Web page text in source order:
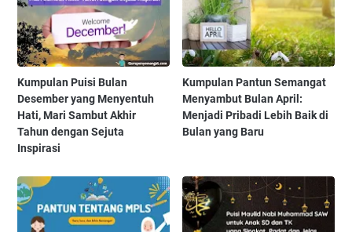
Kumpulan Puisi Bulan
Desember yang Menyentuh
Hati, Mari Sambut Akhir
Tahun dengan Sejuta
Inspirasi
Kumpulan Pantun Semangat
Menyambut Bulan April:
Menjadi Pribadi Lebih Baik di
Bulan yang Baru